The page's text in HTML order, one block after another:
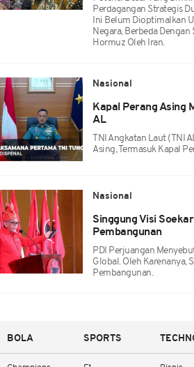
Perdagangan Strategis
Ini Belum Dioptimalkan
Negara, Berbeda
Hormuz Oleh Iran.
Nasional
Kapal Perang Asing
AL
TNI Angkatan Laut (TNI
Asing, Termasuk Kapal
Nasional
Singgung Visi
Pembangunan
PDI Perjuangan
Global. Oleh Karenanya,
Pembangunan.
BOLA SPORTS